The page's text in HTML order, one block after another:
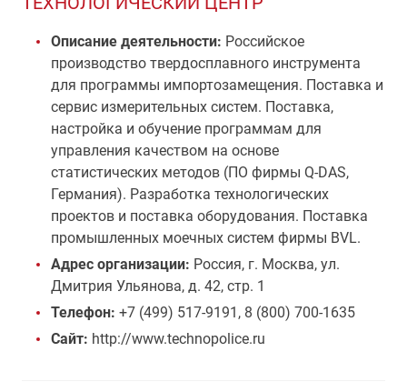
Описание деятельности: Российское
производство твердосплавного инструмента
для программы импортозамещения. Поставка и
сервис измерительных систем. Поставка,
настройка и обучение программам для
управления качеством на основе
статистических методов (ПО фирмы Q-DAS,
Германия). Разработка технологических
проектов и поставка оборудования. Поставка
промышленных моечных систем фирмы BVL.
Адрес организации: Россия, г. Москва, ул.
Дмитрия Ульянова, д. 42, стр. 1
Телефон: +7 (499) 517-9191, 8 (800) 700-1635
Сайт: http://www.technopolice.ru